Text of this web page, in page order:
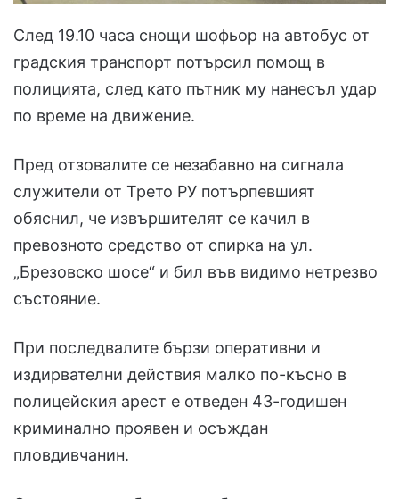
След 19.10 часа снощи шофьор на автобус от
градския транспорт потърсил помощ в
полицията, след като пътник му нанесъл удар
по време на движение.
Пред отзовалите се незабавно на сигнала
служители от Трето РУ потърпевшият
обяснил, че извършителят се качил в
превозното средство от спирка на ул.
„Брезовско шосе“ и бил във видимо нетрезво
състояние.
При последвалите бързи оперативни и
издирвателни действия малко по-късно в
полицейския арест е отведен 43-годишен
криминално проявен и осъждан
пловдивчанин.